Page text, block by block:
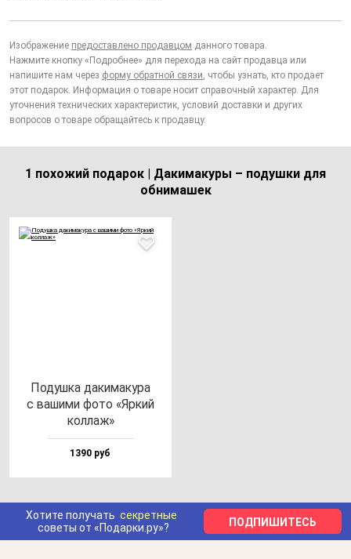
Изображение предоставлено продавцом данного товара.
Нажмите кнопку «Подробнее» для перехода на сайт продавца или
напишите нам через форму обратной связи, чтобы узнать, кто продает
этот подарок. Информация о товаре носит справочный характер. Для
уточнения технических характеристик, условий доставки и других
вопросов о товаре обращайтесь к продавцу.
1 похожий подарок | Дакимакуры – подушки для
обнимашек
Подуш­ка да­ки­ма­ку­ра
с ва­ши­ми фо­то «Яркий
кол­лаж»
1390 руб
Хотите получать секретные
советы от «Подарки.ру»?
ПОДПИШИТЕСЬ